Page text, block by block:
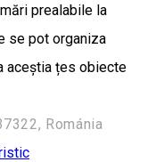
prealabile la
se pot organiza
aceștia țes obiecte
Románia